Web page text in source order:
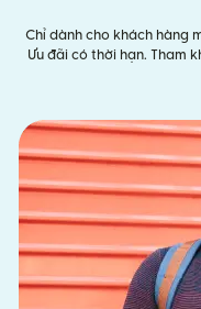
Chỉ dành cho khách hàng
Ưu đãi có thời hạn. Tham